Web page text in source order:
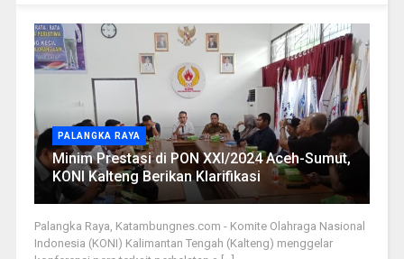
PALANGKA RAYA
Minim Prestasi di PON XXI/2024 Aceh-Sumut,
KONI Kalteng Berikan Klarifikasi
Palangka Raya, Katambungnes.com - Komite Olahraga Nasional
Indonesia (KONI) Kalimantan Tengah (Kalteng) menggelar